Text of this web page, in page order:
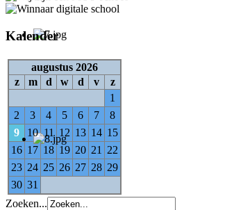
Kalender
augustus 2026
z
m d w d v
z
1
2
3 4 5 6 7
8
9
10 11 12 13 14 15
16 17 18 19 20 21
22
23 24 25 26 27 28 29
30 31
Zoeken...